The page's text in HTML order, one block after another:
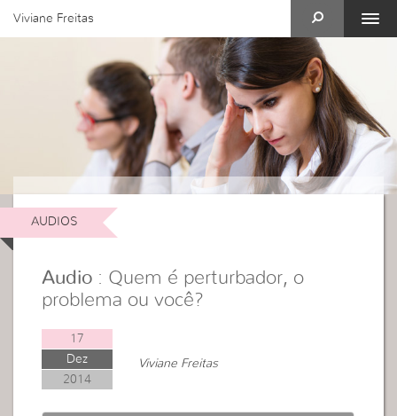
Viviane Freitas
AUDIOS
Audio : Quem é perturbador, o
problema ou você?
17
Dez
2014
Viviane Freitas